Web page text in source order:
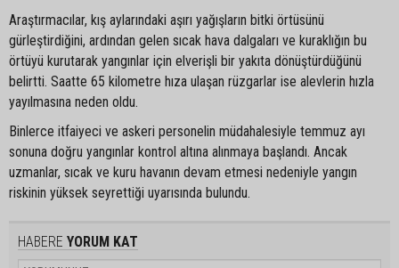
Araştırmacılar, kış aylarındaki aşırı yağışların bitki örtüsünü
gürleştirdiğini, ardından gelen sıcak hava dalgaları ve kuraklığın bu
örtüyü kurutarak yangınlar için elverişli bir yakıta dönüştürdüğünü
belirtti. Saatte 65 kilometre hıza ulaşan rüzgarlar ise alevlerin hızla
yayılmasına neden oldu.
Binlerce itfaiyeci ve askeri personelin müdahalesiyle temmuz ayı
sonuna doğru yangınlar kontrol altına alınmaya başlandı. Ancak
uzmanlar, sıcak ve kuru havanın devam etmesi nedeniyle yangın
riskinin yüksek seyrettiği uyarısında bulundu.
HABERE YORUM KAT